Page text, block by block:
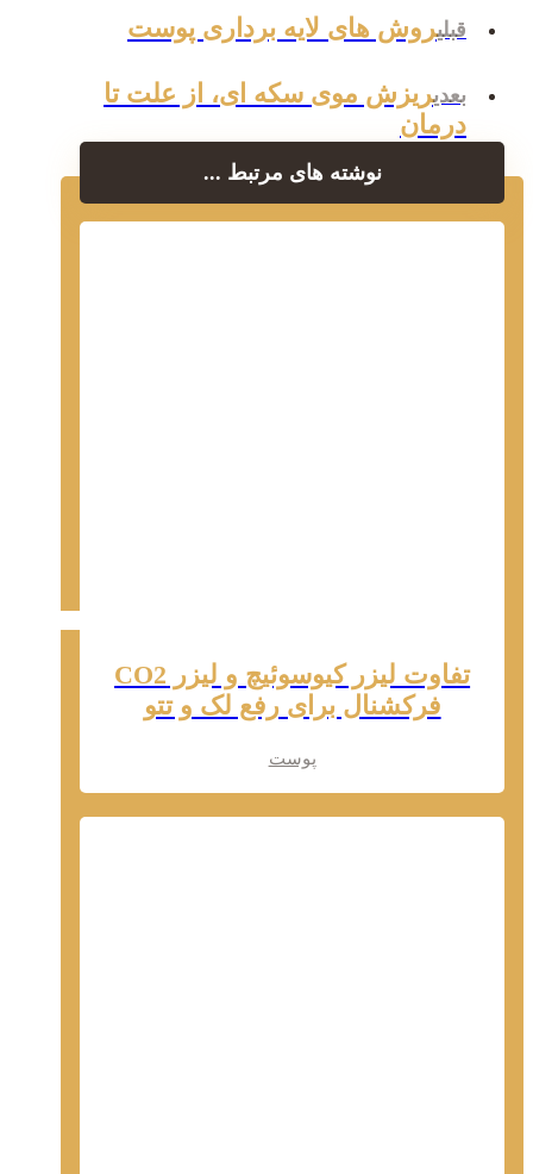
قبلیروش های لایه برداری پوست
بعدیریزش موی سکه ای، از علت تا
درمان
نوشته های مرتبط ...
تفاوت لیزر کیوسوئیچ و لیزر CO2
فرکشنال برای رفع لک و تتو
پوست